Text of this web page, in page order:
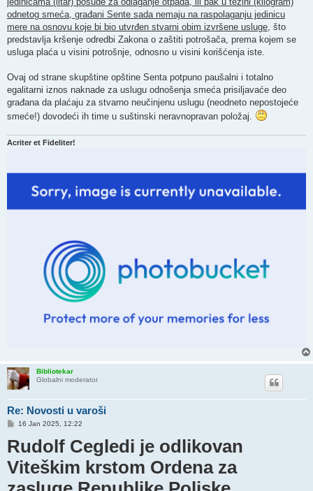
odnetog smeća, građani Sente sada nemaju na raspolaganju jedinicu
mere na osnovu koje bi bio utvrđen stvarni obim izvršene usluge , što
predstavlja kršenje odredbi Zakona o zaštiti potrošača, prema kojem se
usluga plaća u visini potrošnje, odnosno u visini korišćenja iste.
Ovaj od strane skupštine opštine Senta potpuno paušalni i totalno
egalitarni iznos naknade za uslugu odnošenja smeća prisiljavaće deo
građana da plaćaju za stvarno neučinjenu uslugu (neodneto nepostojeće
smeće!) dovodeći ih time u suštinski neravnopravan položaj.
Acriter et Fideliter!
Bibliotekar
Globalni moderator
Re: Novosti u varoši
P
s
t
16 Jan 2025, 12:22
Rudolf Cegledi je odlikovan
Viteškim krstom Ordena za